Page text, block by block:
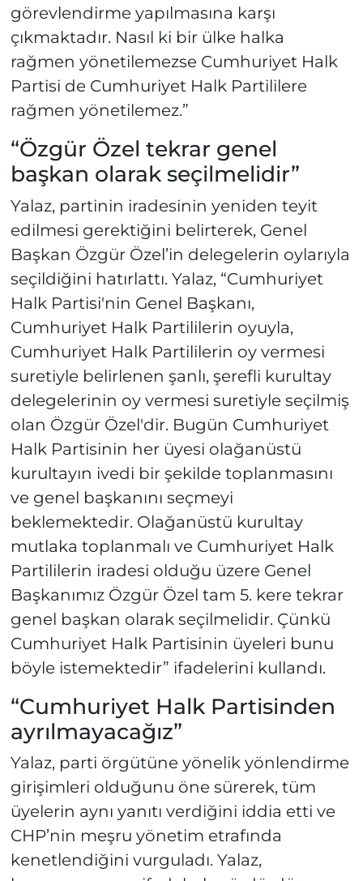
görevlendirme yapılmasına karşı
çıkmaktadır. Nasıl ki bir ülke halka
rağmen yönetilemezse Cumhuriyet Halk
Partisi de Cumhuriyet Halk Partililere
rağmen yönetilemez.”
“Özgür Özel tekrar genel
başkan olarak seçilmelidir”
Yalaz, partinin iradesinin yeniden teyit
edilmesi gerektiğini belirterek, Genel
Başkan Özgür Özel’in delegelerin oylarıyla
seçildiğini hatırlattı. Yalaz, “Cumhuriyet
Halk Partisi'nin Genel Başkanı,
Cumhuriyet Halk Partililerin oyuyla,
Cumhuriyet Halk Partililerin oy vermesi
suretiyle belirlenen şanlı, şerefli kurultay
delegelerinin oy vermesi suretiyle seçilmiş
olan Özgür Özel'dir. Bugün Cumhuriyet
Halk Partisinin her üyesi olağanüstü
kurultayın ivedi bir şekilde toplanmasını
ve genel başkanını seçmeyi
beklemektedir. Olağanüstü kurultay
mutlaka toplanmalı ve Cumhuriyet Halk
Partililerin iradesi olduğu üzere Genel
Başkanımız Özgür Özel tam 5. kere tekrar
genel başkan olarak seçilmelidir. Çünkü
Cumhuriyet Halk Partisinin üyeleri bunu
böyle istemektedir” ifadelerini kullandı.
“Cumhuriyet Halk Partisinden
ayrılmayacağız”
Yalaz, parti örgütüne yönelik yönlendirme
girişimleri olduğunu öne sürerek, tüm
üyelerin aynı yanıtı verdiğini iddia etti ve
CHP’nin meşru yönetim etrafında
kenetlendiğini vurguladı. Yalaz,